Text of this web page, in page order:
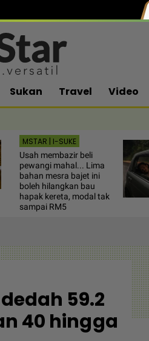
Sukan Travel Video
MSTAR | I-SUKE
Usah membazir beli
pewangi mahal... Lima
bahan mesra bajet ini
boleh hilangkan bau
hapak kereta, modal tak
sampai RM5
59.2
40 hingga